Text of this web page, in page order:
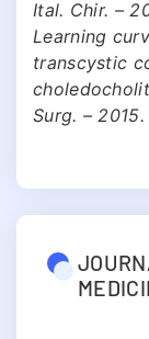
Ital. Chir. –
Learning
transcystic
Surg. –